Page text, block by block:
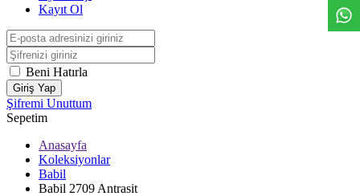
Kayıt Ol
Beni Hatırla
Giriş Yap
Şifremi Unuttum
Sepetim
Anasayfa
Koleksiyonlar
Babil
Babil 2709 Antrasit